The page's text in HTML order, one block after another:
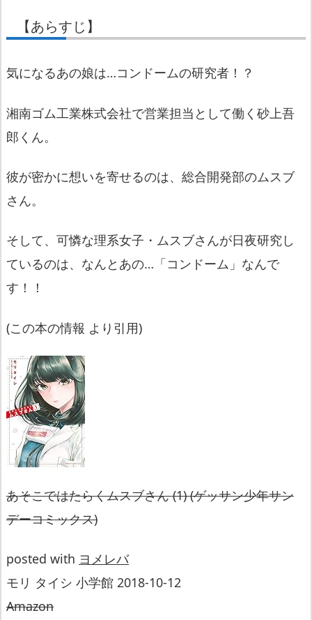
【あらすじ】
気になるあの娘は…コンドームの研究者！？
湘南ゴム工業株式会社で営業担当として働く砂上吾
郎くん。
彼が密かに想いを寄せるのは、総合開発部のムスブ
さん。
そして、可憐な理系女子・ムスブさんが日夜研究し
ているのは、 なんとあの…「コンドーム」なんで
す！！
(この本の情報 より引用)
あそこではたらくムスブさん (1) (ゲッサン少年サン
デーコミックス)
posted with ヨメレバ
モリ タイシ 小学館 2018-10-12
Amazon